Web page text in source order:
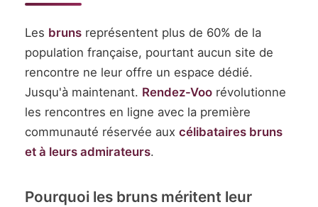
Les bruns représentent plus de 60% de la
population française, pourtant aucun site de
rencontre ne leur offre un espace dédié.
Jusqu'à maintenant. Rendez-Voo révolutionne
les rencontres en ligne avec la première
communauté réservée aux célibataires bruns
et à leurs admirateurs.
Pourquoi les bruns méritent leur